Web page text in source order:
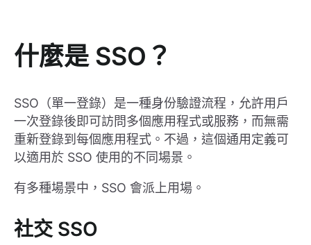
什麼是 SSO？
SSO（單一登錄）是一種身份驗證流程，允許用戶
一次登錄後即可訪問多個應用程式或服務，而無需
重新登錄到每個應用程式。不過，這個通用定義可
以適用於 SSO 使用的不同場景。
有多種場景中，SSO 會派上用場。
社交 SSO